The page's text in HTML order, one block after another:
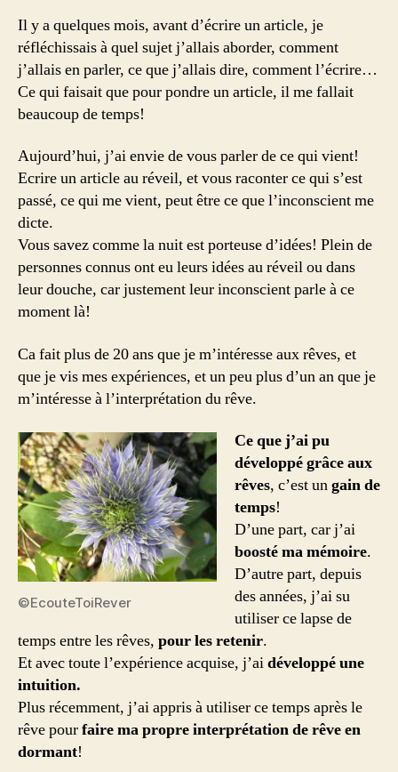
Il y a quelques mois, avant d’écrire un article, je
réfléchissais à quel sujet j’allais aborder, comment
j’allais en parler, ce que j’allais dire, comment l’écrire…
Ce qui faisait que pour pondre un article, il me fallait
beaucoup de temps!
Aujourd’hui, j’ai envie de vous parler de ce qui vient!
Ecrire un article au réveil, et vous raconter ce qui s’est
passé, ce qui me vient, peut être ce que l’inconscient me
dicte.
Vous savez comme la nuit est porteuse d’idées! Plein de
personnes connus ont eu leurs idées au réveil ou dans
leur douche, car justement leur inconscient parle à ce
moment là!
Ca fait plus de 20 ans que je m’intéresse aux rêves, et
que je vis mes expériences, et un peu plus d’un an que je
m’intéresse à l’interprétation du rêve.
©EcouteToiRever
Ce que j’ai pu
développé grâce aux
rêves, c’est ungain de
temps!
D’une part, car j’ai
boosté ma mémoire.
D’autre part, depuis
des années, j’ai su
utiliser ce lapse de
temps entre les rêves, pour les retenir.
Et avec toute l’expérience acquise, j’aidéveloppé une
intuition.
Plus récemment, j’ai appris à utiliser ce temps après le
rêve pourfaire ma propre interprétation de rêve en
dormant!